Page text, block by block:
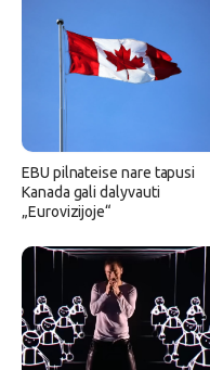
EBU pilnateise nare tapusi
Kanada gali dalyvauti
„Eurovizijoje“